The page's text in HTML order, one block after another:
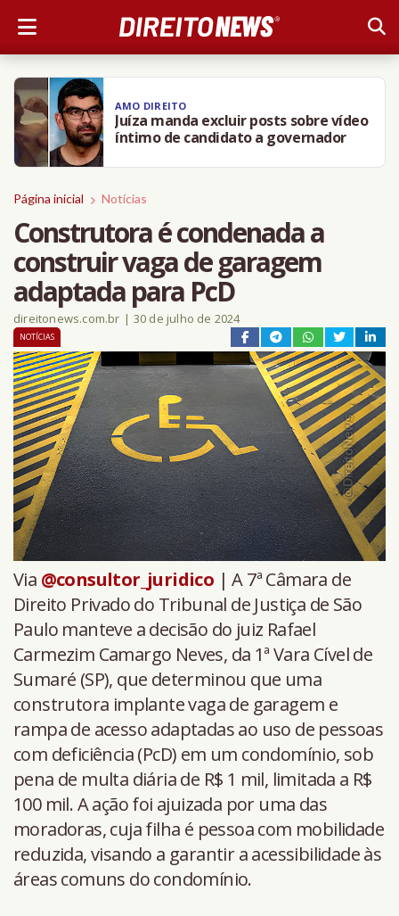
AMO DIREITO
Juíza manda excluir posts sobre vídeo
íntimo de candidato a governador
Página inicial Notícias
Construtora é condenada a
construir vaga de garagem
adaptada para PcD
direitonews.com.br | 30 de julho de 2024
NOTÍCIAS
Via @consultor_juridico | A 7ª Câmara de
Direito Privado do Tribunal de Justiça de São
Paulo manteve a decisão do juiz Rafael
Carmezim Camargo Neves, da 1ª Vara Cível de
Sumaré (SP), que determinou que uma
construtora implante vaga de garagem e
rampa de acesso adaptadas ao uso de pessoas
com deficiência (PcD) em um condomínio, sob
pena de multa diária de R$ 1 mil, limitada a R$
100 mil. A ação foi ajuizada por uma das
moradoras, cuja filha é pessoa com mobilidade
reduzida, visando a garantir a acessibilidade às
áreas comuns do condomínio.